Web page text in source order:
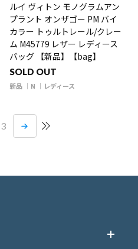
ルイ ヴィトン モノグラムアン
プラント オンザゴー PM バイ
カラー トゥルトレール/クレー
ム M45779 レザー レディース
バッグ 【新品】【bag】
SOLD OUT
新品 N レディース
3